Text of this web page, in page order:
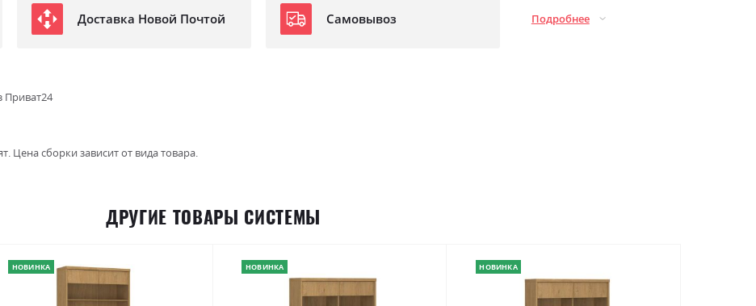
Доставка Новой Почтой Самовывоз Подробнее
Приват24
Цена сборки зависит от вида товара.
ДРУГИЕ ТОВАРЫ СИСТЕМЫ
НОВИНКА НОВИНКА НОВИНКА